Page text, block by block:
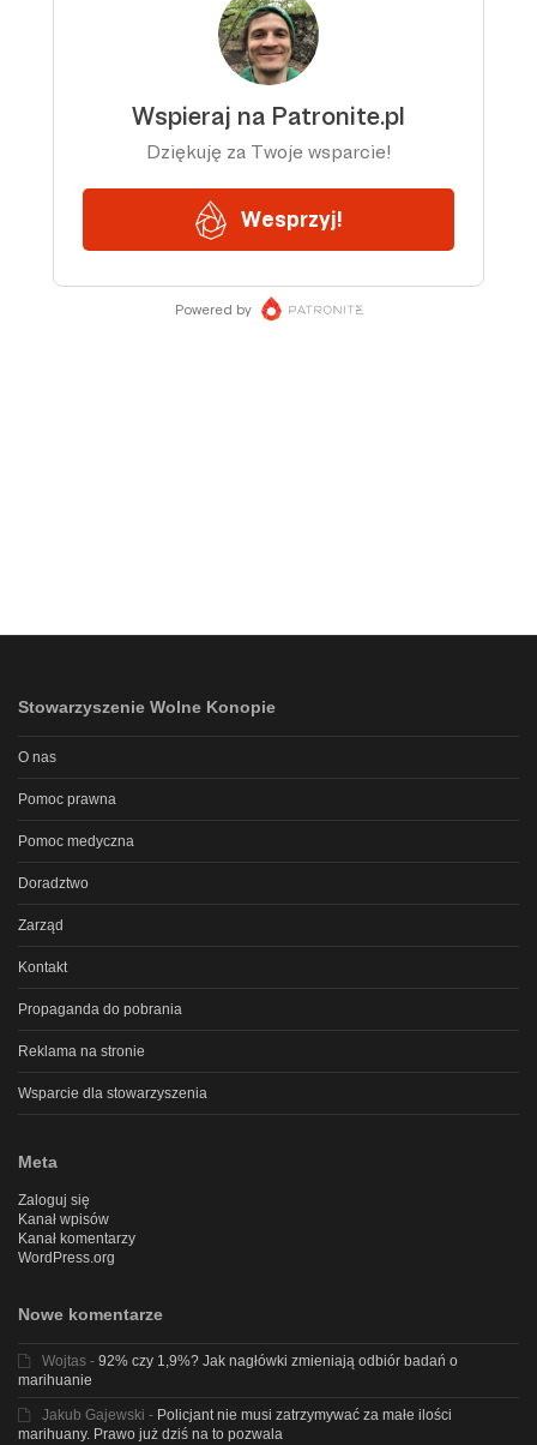
Stowarzyszenie Wolne Konopie
O nas
Pomoc prawna
Pomoc medyczna
Doradztwo
Zarząd
Kontakt
Propaganda do pobrania
Reklama na stronie
Wsparcie dla stowarzyszenia
Meta
Zaloguj się
Kanał wpisów
Kanał komentarzy
WordPress.org
Nowe komentarze
Wojtas - 92% czy 1,9%? Jak nagłówki zmieniają odbiór badań o
marihuanie
Jakub Gajewski - Policjant nie musi zatrzymywać za małe ilości
marihuany. Prawo już dziś na to pozwala